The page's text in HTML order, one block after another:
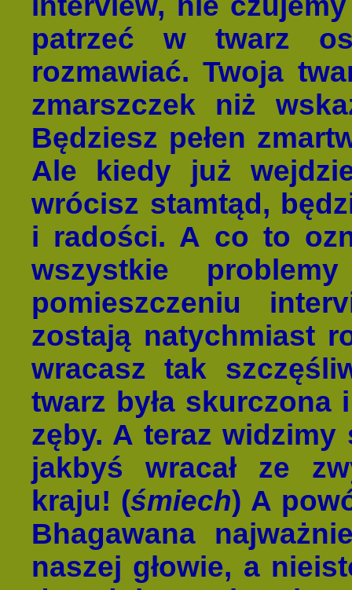
patrzeć w twarz
rozmawiać. Twoja
zmarszczek niż
Będziesz pełen
Ale kiedy już
wrócisz stamtąd,
i radości. A co to
wszystkie
pomieszczeniu
zostają natychmiast
wracasz tak
twarz była
zęby. A teraz
jakbyś wracał ze
kraju! (śmiech) A
Bhagawana
naszej głowie, a